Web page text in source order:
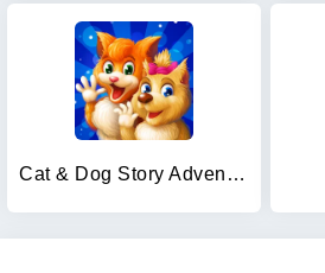
Cat & Dog Story Adventure Game